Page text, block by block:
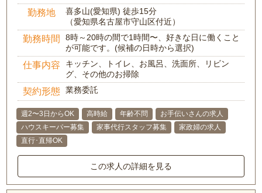
勤務地
喜多山(愛知県) 徒歩15分
（愛知県名古屋市守山区付近）
勤務時間
8時～20時の間で1時間〜、好きな日に働くこと
が可能です。(候補の日時から選択)
仕事内容
キッチン、トイレ、お風呂、洗面所、リビン
グ、その他のお掃除
契約形態 業務委託
週2〜3日からOK 高時給 年齢不問
お手伝いさんの求人
ハウスキーパー募集
家事代行スタッフ募集
家政婦の求人
直行･直帰OK
この求人の詳細を見る